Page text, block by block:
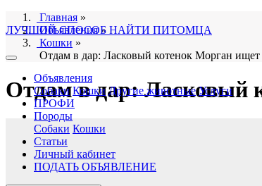
ЛУЧШИЙ СПОСОБ НАЙТИ ПИТОМЦА
Объявления
Собаки Кошки Другие животные Услуги
ПРОФИ
Породы
Собаки Кошки
Статьи
Личный кабинет
ПОДАТЬ ОБЪЯВЛЕНИЕ
Главная »
Объявления»
Кошки »
Отдам в дар: Ласковый котенок Морган
Отдам в дар: Ласковый